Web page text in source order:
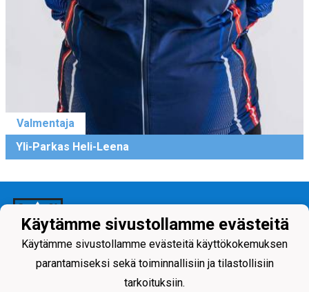
Valmentaja
Yli-Parkas Heli-Leena
Tietosuojaseloste
Käytämme sivustollamme evästeitä
Käytämme sivustollamme evästeitä käyttökokemuksen
parantamiseksi sekä toiminnallisiin ja tilastollisiin
tarkoituksiin.